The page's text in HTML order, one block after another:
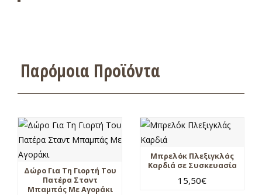
Παρόμοια Προϊόντα
Δώρο Για Τη Γιορτή Του
Πατέρα Σταντ
Μπαμπάς Με Αγοράκι
Μπρελόκ Πλεξιγκλάς
Καρδιά σε Συσκευασία
15,50€